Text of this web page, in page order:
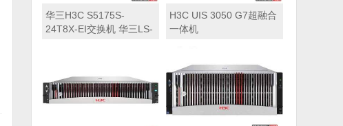
华三H3C S5175S-
24T8X-EI交换机 华三LS-
H3C UIS 3050 G7超融合
一体机